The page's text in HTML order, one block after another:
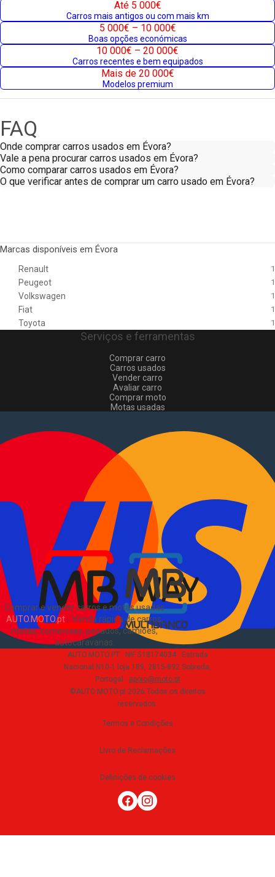
Até 5 000€
Carros mais antigos ou com mais km
5 000€ – 10 000€
Boas opções económicas
10 000€ – 20 000€
Carros recentes e bem equipados
Mais de 20 000€
Modelos premium
FAQ
Onde comprar carros usados em Évora?
Vale a pena procurar carros usados em Évora?
Como comparar carros usados em Évora?
O que verificar antes de comprar um carro usado em Évora?
Marcas disponíveis em Évora
Renault 1
Peugeot 1
Volkswagen 1
Fiat 1
Toyota 1
Comprar e vender carros e motas usadas
AUTO.MOTO.pt- Venda rápida de carros,
motas, comerciais, pesados, camiões,
autocaravanas
Serviços e ferramentas
Comprar carro
Carros usados
Vender carro
Avaliar carro
Comprar moto
Motas usadas
Comerciais usados
Vender comerciais
Informações
Como comprar e vender
Pacotes de anúncios
Verificar VIN e matrícula
Sitemap
EN
Sobre Nós
AUTO.MOTO.PT · NIF 518174034 · Estrada
Nacional N10-1 loja 189, 2815-892 Sobreda,
Portugal · apoio@moto.pt
©AUTO.MOTO.pt 2026 Todos os direitos
reservados.
Termos e Condições
Livro de Reclamações
Definições de cookies